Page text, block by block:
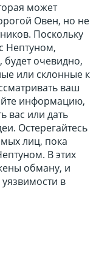
может
Овен, но не
Поскольку
Нептуном,
очевидно,
или склонные к
ваш
информацию,
вас или дать
Остерегайтесь
лиц, пока
В этих
обману, и
в